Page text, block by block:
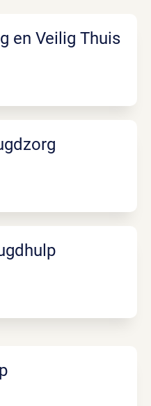
en Veilig Thuis